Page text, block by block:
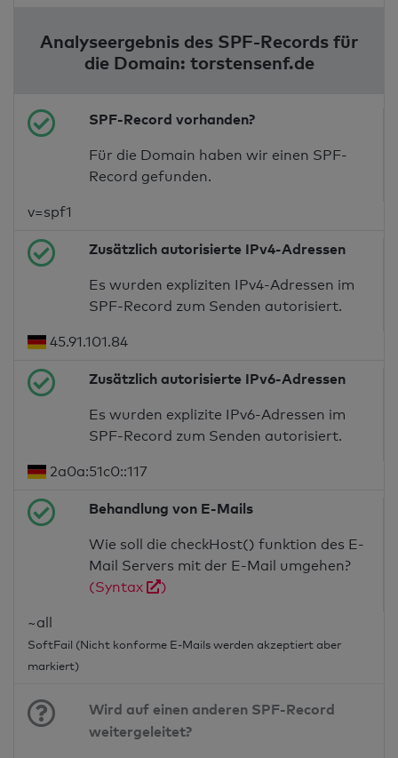
Analyseergebnis des SPF-Records für
die Domain: torstensenf.de
SPF-Record vorhanden?
Für die Domain haben wir einen SPF-
Record gefunden.
v=spf1
Zusätzlich autorisierte IPv4-Adressen
Es wurden expliziten IPv4-Adressen im
SPF-Record zum Senden autorisiert.
45.91.101.84
Zusätzlich autorisierte IPv6-Adressen
Es wurden explizite IPv6-Adressen im
SPF-Record zum Senden autorisiert.
2a0a:51c0::117
Behandlung von E-Mails
Wie soll die checkHost() funktion des E-
Mail Servers mit der E-Mail umgehen?
(Syntax
)
~all
SoftFail (Nicht konforme E-Mails werden akzeptiert aber
markiert)
Wird auf einen anderen SPF-Record
weitergeleitet?